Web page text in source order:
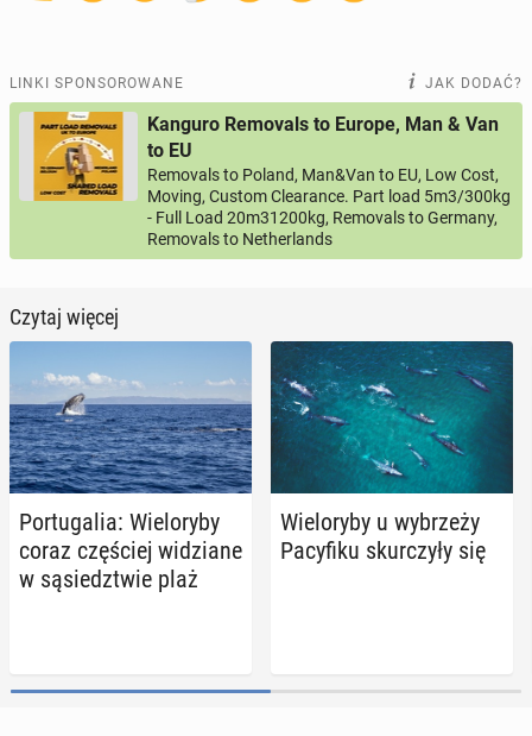
LINKI SPONSOROWANE JAK DODAĆ?
Kanguro Removals to Europe, Man & Van
to EU
Removals to Poland, Man&Van to EU, Low Cost,
Moving, Custom Clearance. Part load 5m3/300kg
- Full Load 20m31200kg, Removals to Germany,
Removals to Netherlands
Czytaj więcej
Por­tu­ga­lia: Wie­lo­ry­by
coraz czę­ściej wi­dzia­ne
w są­siedz­twie plaż
Wie­lo­ry­by u wy­brze­ży
Pa­cy­fi­ku skur­czy­ły się